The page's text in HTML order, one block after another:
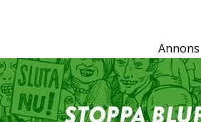
Annons